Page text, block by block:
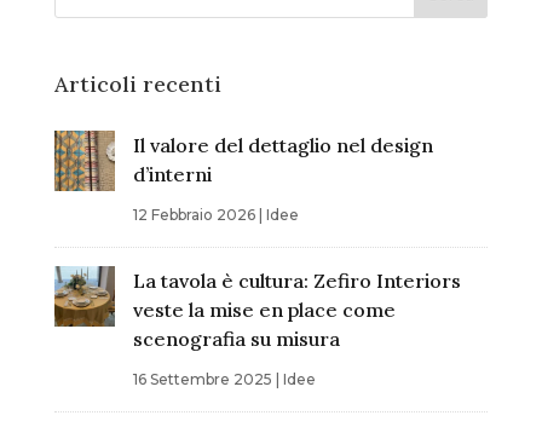
Articoli recenti
Il valore del dettaglio nel design
d’interni
12 Febbraio 2026| Idee
La tavola è cultura: Zefiro Interiors
veste la mise en place come
scenografia su misura
16 Settembre 2025 Idee